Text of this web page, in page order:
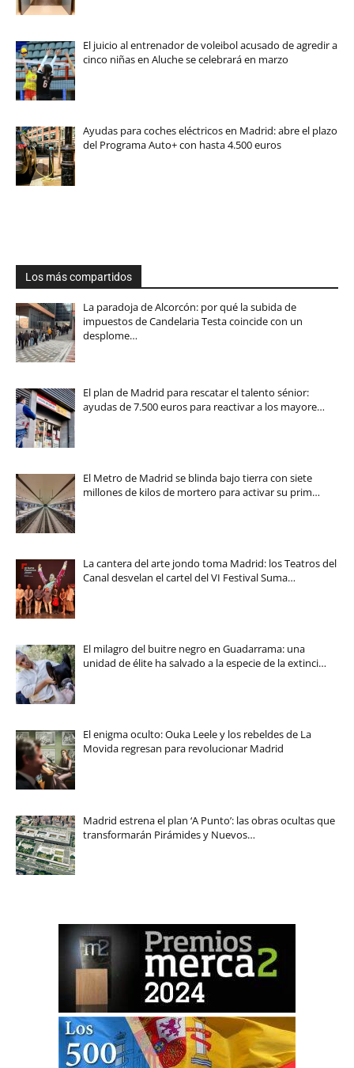
El juicio al entrenador de voleibol acusado de agredir a
cinco niñas en Aluche se celebrará en marzo
Ayudas para coches eléctricos en Madrid: abre el plazo
del Programa Auto+ con hasta 4.500 euros
Los más compartidos
La paradoja de Alcorcón: por qué la subida de
impuestos de Candelaria Testa coincide con un
desplome…
El plan de Madrid para rescatar el talento sénior:
ayudas de 7.500 euros para reactivar a los mayore…
El Metro de Madrid se blinda bajo tierra con siete
millones de kilos de mortero para activar su prim…
La cantera del arte jondo toma Madrid: los Teatros del
Canal desvelan el cartel del VI Festival Suma…
El milagro del buitre negro en Guadarrama: una
unidad de élite ha salvado a la especie de la extinci…
El enigma oculto: Ouka Leele y los rebeldes de La
Movida regresan para revolucionar Madrid
Madrid estrena el plan ‘A Punto’: las obras ocultas que
transformarán Pirámides y Nuevos…